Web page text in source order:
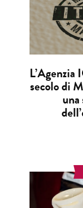
secolo di